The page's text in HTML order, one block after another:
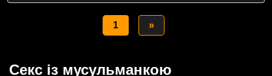
1 »
Секс із мусульманкою